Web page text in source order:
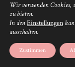
Wir verwenden Cookies,
zu bieten.
In denEinstellungen
ausschalten.
Zustimmen